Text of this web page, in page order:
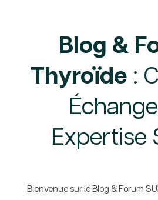
Blog &
Thyroïde :
Expertise
Bienvenue sur le Blog & Forum